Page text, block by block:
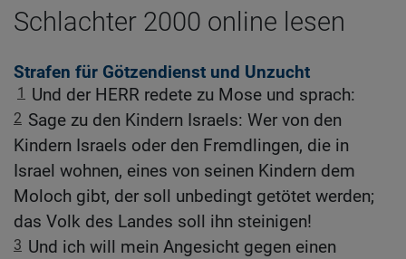
Schlachter 2000 online lesen
Strafen für Götzendienst und Unzucht
1 Und der HERR redete zu Mose und sprach:
2 Sage zu den Kindern Israels: Wer von den
Kindern Israels oder den Fremdlingen, die in
Israel wohnen, eines von seinen Kindern dem
Moloch gibt, der soll unbedingt getötet werden;
das Volk des Landes soll ihn steinigen!
3 Und ich will mein Angesicht gegen einen